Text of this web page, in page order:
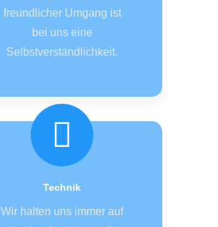
freundlicher Umgang ist
bei uns eine
Selbstverständlichkeit.
Technik
Wir halten uns immer auf